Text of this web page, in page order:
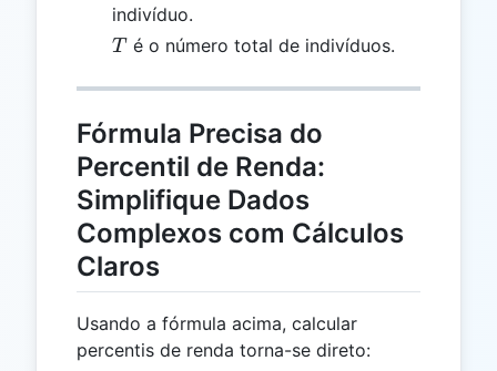
indivíduo.
T
T é o número total de indivíduos.
Fórmula Precisa do
Percentil de Renda:
Simplifique Dados
Complexos com Cálculos
Claros
Usando a fórmula acima, calcular
percentis de renda torna-se direto: